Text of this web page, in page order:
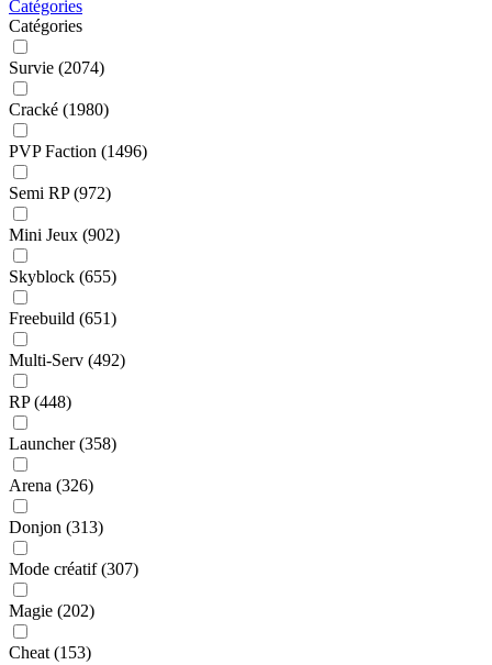
Catégories
Catégories
Survie (2074)
Cracké (1980)
PVP Faction (1496)
Semi RP(972)
Mini Jeux (902)
Skyblock (655)
Freebuild (651)
Multi-Serv (492)
RP(448)
Launcher(358)
Arena (326)
Donjon (313)
Mode créatif(307)
Magie (202)
Cheat (153)